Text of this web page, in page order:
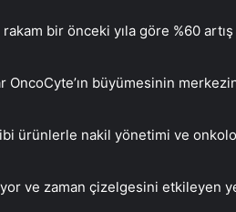
bir önceki yıla göre %60 artış
büyümesinin
ürünlerle nakil yönetimi ve
ve zaman çizelgesini etkileyen